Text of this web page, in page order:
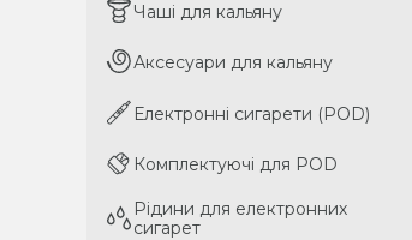
Чаші для кальяну
Аксесуари для кальяну
Електронні сигарети (POD)
Комплектуючі для POD
Рідини для електронних
сигарет
Чаші для кальяну
Аксесуари для кальяну
Електронні сигарети (POD)
Комплектуючі для POD
Рідини для електронних
сигарет